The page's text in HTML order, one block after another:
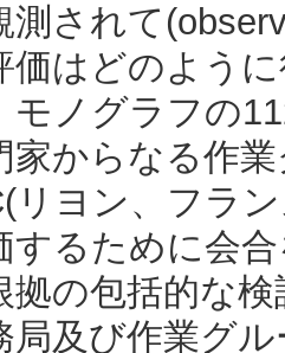
測されて
価はどのよう
モノグラフの
家からなる作
リヨン、フラ
するために会
拠の包括的な
局及び作業グ